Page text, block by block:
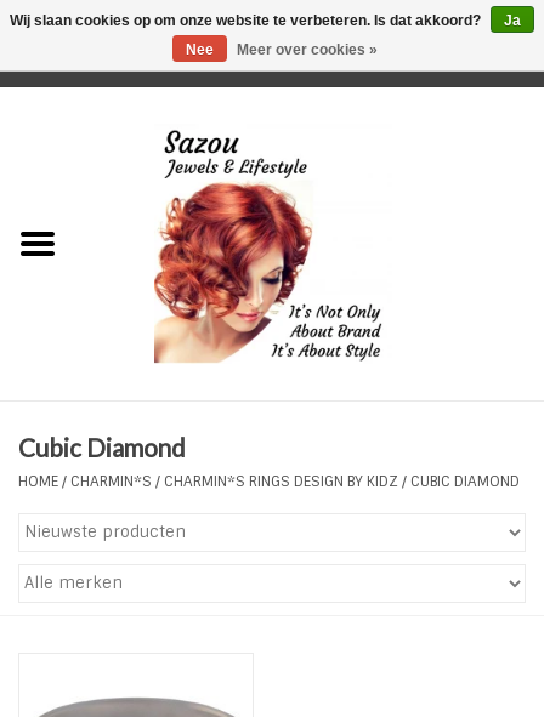
Just for Him
Plus Size Sieraden
Enkelbandjes
Tassen en meer
Cubic Diamond
HOME/ CHARMIN*S / CHARMIN*S RINGS DESIGN BY KIDZ / CUBIC DIAMOND
Wij slaan cookies op om onze website te verbeteren. Is dat akkoord?
Ja
Nee
Meer over cookies »